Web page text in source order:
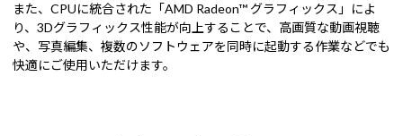
また、CPUに統合された「AMD Radeon™ グラフィックス」によ
り、3Dグラフィックス性能が向上することで、高画質な動画視聴
や、写真編集、複数のソフトウェアを同時に起動する作業などでも
快適にご使用いただけます。